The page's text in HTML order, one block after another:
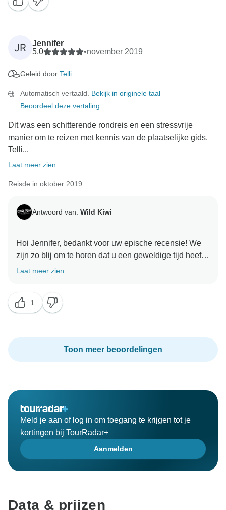
JR
Jennifer
5,0
•november 2019
Geleid door Telli
Automatisch vertaald. Bekijk in originele taal
Beoordeel deze vertaling
Dit was een schitterende rondreis en een stressvrije
manier om te reizen met kennis van de plaatselijke gids.
Telli...
Laat meer zien
Reisde in oktober 2019
Antwoord van: Wild Kiwi
Hoi Jennifer, bedankt voor uw epische recensie! We
zijn zo blij om te horen dat u een geweldige tijd heeft
gehad op tour met Wild Kiwi en onze gids Telli. We
Laat meer zien
1
Toon meer beoordelingen
Meld je aan of log in om toegang te krijgen tot je
kortingen bij TourRadar+
Aanmelden
Data & prijzen